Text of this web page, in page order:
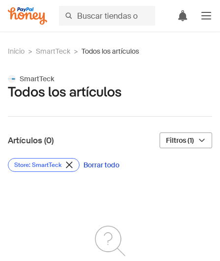
Inicio > SmartTeck > Todos los artículos
SmartTeck
Todos los artículos
Artículos (0) Filtros (1)
Store: SmartTeck Borrar todo